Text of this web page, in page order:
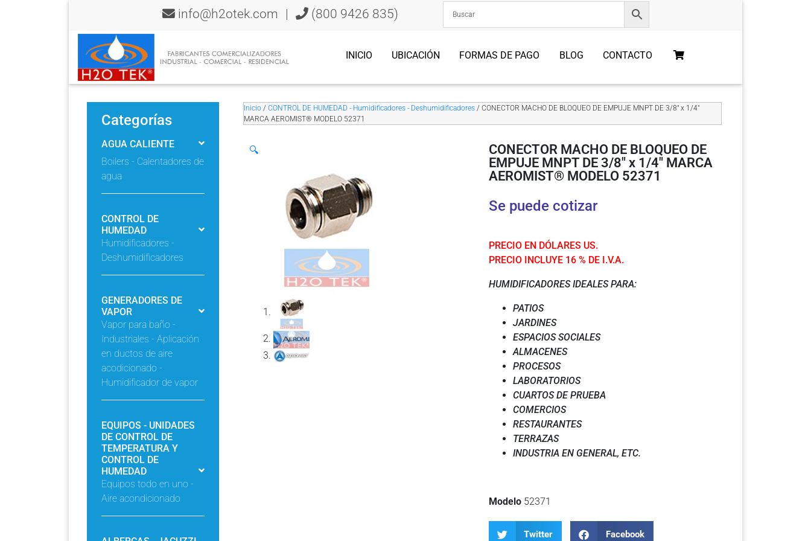
info@h2otek.com | (800 9426 835)
INICIO UBICACIÓN FORMAS DE PAGO BLOG CONTACTO
Categorías
AGUA CALIENTE
Boilers - Calentadores de
agua
CONTROL DE
HUMEDAD
Humidificadores -
Deshumidificadores
GENERADORES DE
VAPOR
Vapor para baño -
Industriales - Aplicación
en ductos de aire
acodicionado -
Humidificador de vapor
EQUIPOS - UNIDADES
DE CONTROL DE
TEMPERATURA Y
CONTROL DE
HUMEDAD
Equipos todo en uno -
Aire acondicionado
Inicio /CONTROL DE HUMEDAD - Humidificadores - Deshumidificadores / CONECTOR MACHO DE BLOQUEO DE EMPUJE MNPT DE 3/8″ x 1/4″
MARCA AEROMIST® MODELO 52371
🔍
CONECTOR MACHO DE BLOQUEO DE
EMPUJE MNPT DE 3/8″ x 1/4″ MARCA
AEROMIST® MODELO 52371
Se puede cotizar
PRECIO EN DÓLARES US.
PRECIO INCLUYE 16 % DE I.V.A.
HUMIDIFICADORES IDEALES PARA:
PATIOS
JARDINES
ESPACIOS SOCIALES
ALMACENES
PROCESOS
LABORATORIOS
CUARTOS DE PRUEBA
COMERCIOS
RESTAURANTES
TERRAZAS
INDUSTRIA EN GENERAL, ETC.
Modelo 52371
Twitter Facebook